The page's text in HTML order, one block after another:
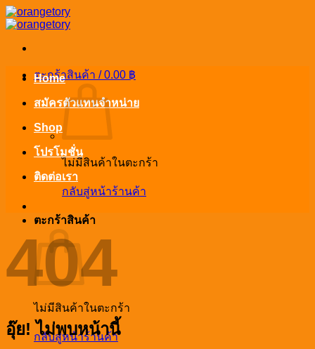
ข้าม
ไป
ตะกร้าสินค้า /0.00 ฿
ไม่มีสินค้าในตะกร้า
กลับสู่หน้าร้านค้า
ตะกร้าสินค้า
ไม่มีสินค้าในตะกร้า
กลับสู่หน้าร้านค้า
Home
สมัครตัวแทนจำหน่าย
Shop
โปรโมชั่น
ติดต่อเรา
404
อุ๊ย! ไม่พบหน้านี้